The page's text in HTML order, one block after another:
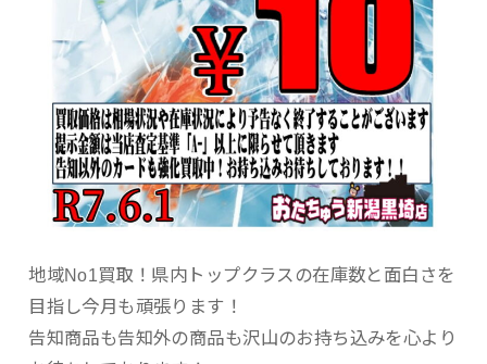
地域No1買取！県内トップクラスの在庫数と面白さを
目指し今月も頑張ります！
告知商品も告知外の商品も沢山のお持ち込みを心より